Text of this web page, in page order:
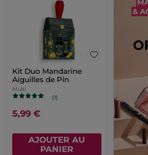
Kit Duo Mandarine
Aiguilles de Pin
Multi
(1)
5,99 €
AJOUTER AU
PANIER